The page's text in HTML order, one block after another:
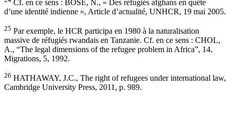
Cf. en ce sens : BOSE, N., « Des réfugiés afghans en quête
d’une identité indienne », Article d’actualité, UNHCR, 19 mai 2005.
25 Par exemple, le HCR participa en 1980 à la naturalisation
massive de réfugiés rwandais en Tanzanie. Cf. en ce sens : CHOL,
A., “The legal dimensions of the refugee problem in Africa”, 14,
Migrations, 5, 1992.
26 HATHAWAY, J.C., The right of refugees under international law,
Cambridge University Press, 2011, p. 989.